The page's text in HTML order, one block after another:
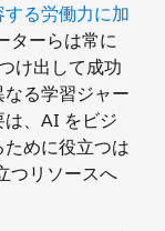
る労働力に加
ターらは常に
け出して成功
る学習ジャー
、AI をビジ
めに役立つは
つリソースへ